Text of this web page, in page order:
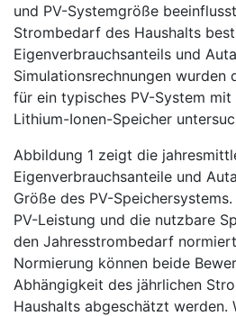
und PV-Systemgröße
Strombedarf des Haushalts
Eigenverbrauchsanteils und
Simulationsrechnungen wurden
für ein typisches PV-System
Lithium-Ionen-Speicher
Abbildung 1 zeigt die
Eigenverbrauchsanteile und
Größe des PV-
PV-Leistung und die nutzbare
den Jahresstrombedarf
Normierung können beide
Abhängigkeit des jährlichen
Haushalts abgeschätzt werden.